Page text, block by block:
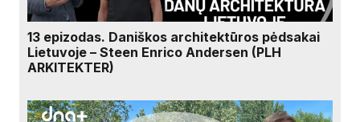
13 epizodas. Daniškos architektūros pėdsakai
Lietuvoje – Steen Enrico Andersen (PLH
ARKITEKTER)